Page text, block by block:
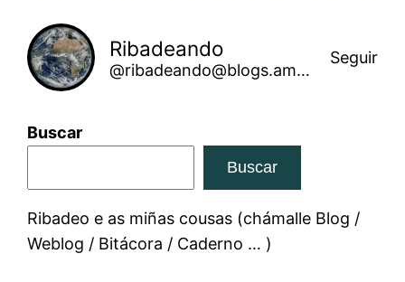
Ribadeando
@ribadeando@blogs.amarinha.gal
Seguir
Buscar
Buscar
Ribadeo e as miñas cousas (chámalle Blog /
Weblog / Bitácora / Caderno … )